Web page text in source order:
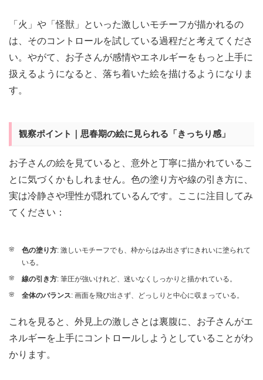
「火」や「怪獣」といった激しいモチーフが描かれるの
は、そのコントロールを試している過程だと考えてくださ
い。やがて、お子さんが感情やエネルギーをもっと上手に
扱えるようになると、落ち着いた絵を描けるようになりま
す。
観察ポイント｜思春期の絵に見られる「きっちり感」
お子さんの絵を見ていると、意外と丁寧に描かれているこ
とに気づくかもしれません。色の塗り方や線の引き方に、
実は冷静さや理性が隠れているんです。ここに注目してみ
てください：
色の塗り方: 激しいモチーフでも、枠からはみ出さずにきれいに塗られて
いる。
線の引き方: 筆圧が強いけれど、迷いなくしっかりと描かれている。
全体のバランス: 画面を飛び出さず、どっしりと中心に収まっている。
これを見ると、外見上の激しさとは裏腹に、お子さんがエ
ネルギーを上手にコントロールしようとしていることがわ
かります。